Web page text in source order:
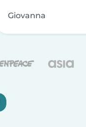
Giovanna